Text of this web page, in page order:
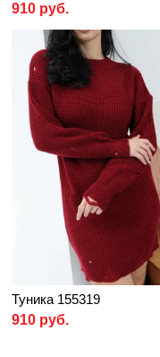
910 руб.
Туника 155319
910 руб.